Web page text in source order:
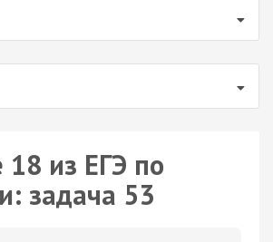
из ЕГЭ по
задача 53